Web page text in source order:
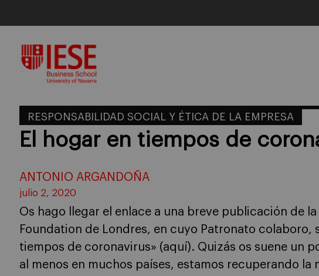
content
RESPONSABILIDAD SOCIAL Y ÉTICA DE LA EMPRESA
El hogar en tiempos de
ANTONIO ARGANDOÑA
julio 2, 2020
Os hago llegar el enlace a una breve publicación de la
Foundation de Londres, en cuyo Patronato colaboro,
tiempos de coronavirus» (aquí). Quizás os suene un
al menos en muchos países, estamos recuperando la